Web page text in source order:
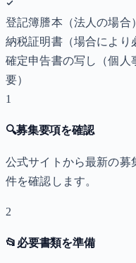
登記簿謄本（法人の場合）
納税証明書（場合により
確定申告書の写し（個人
要）
1
🔍募集要項を確認
公式サイトから最新の募
件を確認します。
2
📂 必要書類を準備